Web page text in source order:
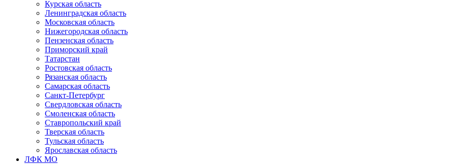
Курская область
Ленинградская область
Московская область
Нижегородская область
Пензенская область
Приморский край
Татарстан
Ростовская область
Рязанская область
Самарская область
Санкт-Петербург
Свердловская область
Смоленская область
Ставропольский край
Тверская область
Тульская область
Ярославская область
ЛФК МО